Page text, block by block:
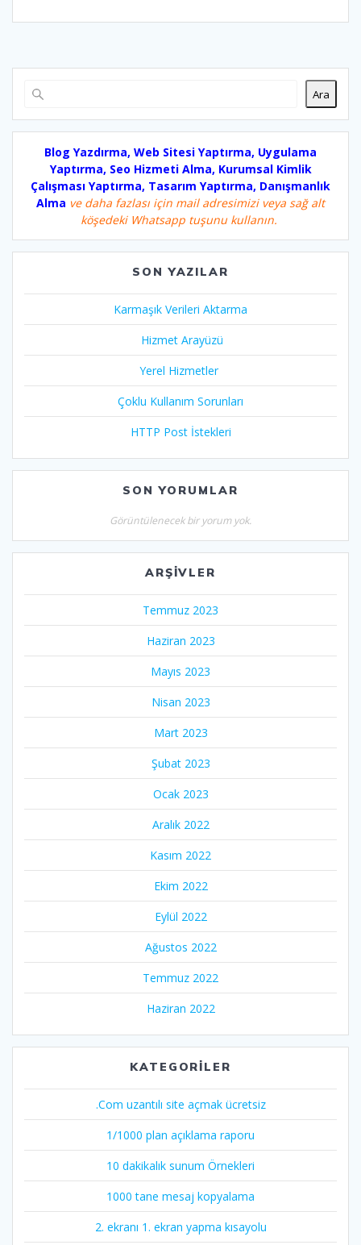
Ara
Blog Yazdırma, Web Sitesi Yaptırma, Uygulama
Yaptırma, Seo Hizmeti Alma, Kurumsal Kimlik
Çalışması Yaptırma, Tasarım Yaptırma, Danışmanlık
Alma ve daha fazlası için mail adresimizi veya sağ alt
köşedeki Whatsapp tuşunu kullanın.
SON YAZILAR
Karmaşık Verileri Aktarma
Hizmet Arayüzü
Yerel Hizmetler
Çoklu Kullanım Sorunları
HTTP Post İstekleri
SON YORUMLAR
Görüntülenecek bir yorum yok.
ARŞIVLER
Temmuz 2023
Haziran 2023
Mayıs 2023
Nisan 2023
Mart 2023
Şubat 2023
Ocak 2023
Aralık 2022
Kasım 2022
Ekim 2022
Eylül 2022
Ağustos 2022
Temmuz 2022
Haziran 2022
KATEGORILER
.Com uzantılı site açmak ücretsiz
1/1000 plan açıklama raporu
10 dakikalık sunum Örnekleri
1000 tane mesaj kopyalama
2. ekranı 1. ekran yapma kısayolu